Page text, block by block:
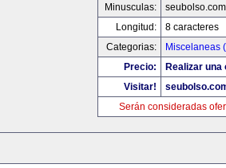
Minusculas:
seubolso.com
Longitud:
8 caracteres
Categorias:
Miscelaneas
Precio:
Realizar una
Visitar!
Serán consideradas